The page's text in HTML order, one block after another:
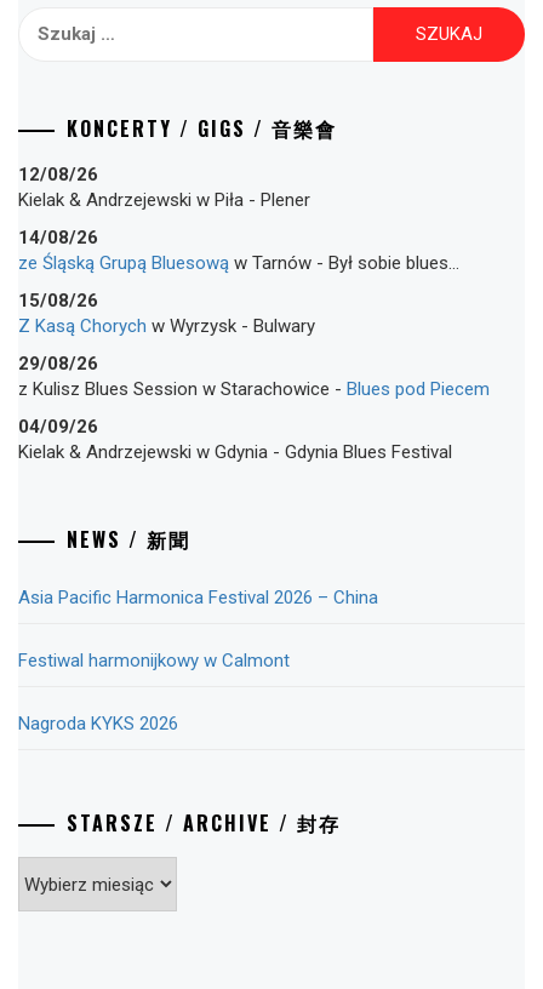
KONCERTY / GIGS / 音樂會
12/08/26
Kielak & Andrzejewski w Piła - Plener
14/08/26
ze Śląską Grupą Bluesową w Tarnów - Był sobie blues…
15/08/26
Z Kasą Chorych w Wyrzysk - Bulwary
29/08/26
z Kulisz Blues Session w Starachowice - Blues pod Piecem
04/09/26
Kielak & Andrzejewski w Gdynia - Gdynia Blues Festival
NEWS / 新聞
Asia Pacific Harmonica Festival 2026 – China
Festiwal harmonijkowy w Calmont
Nagroda KYKS 2026
STARSZE / ARCHIVE / 封存
Archive